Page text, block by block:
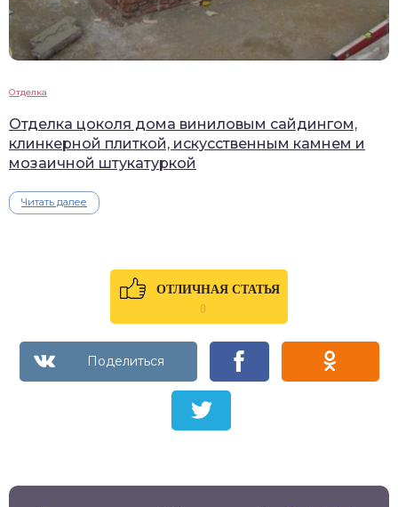
Отделка
Отделка цоколя дома виниловым сайдингом,
клинкерной плиткой, искусственным камнем и
мозаичной штукатуркой
Читать далее
ОТЛИЧНАЯ СТАТЬЯ
0